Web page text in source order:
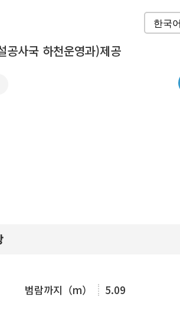
공사국 하천운영과)제공
범람까지（m） 5.09